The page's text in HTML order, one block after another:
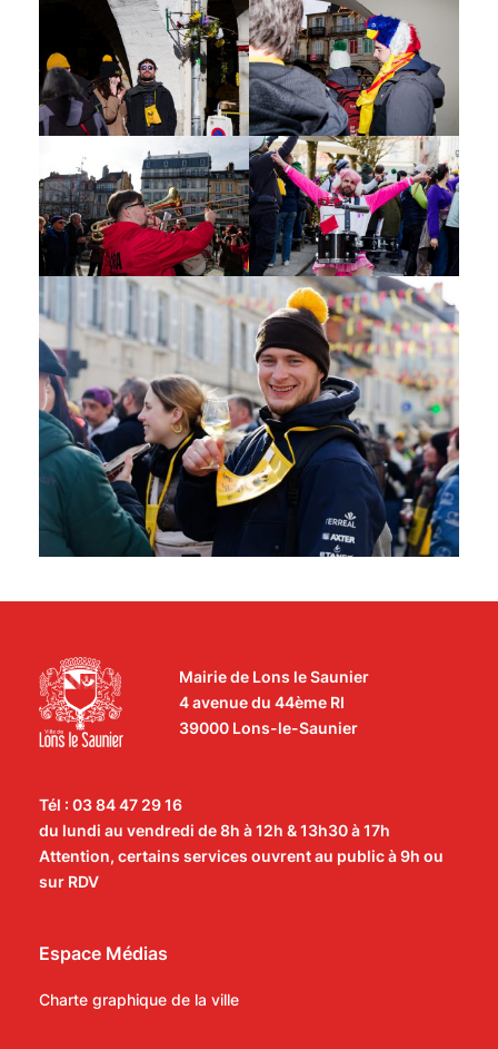
Mairie de Lons le Saunier
4 avenue du 44ème RI
39000 Lons-le-Saunier
Tél : 03 84 47 29 16
du lundi au vendredi de 8h à 12h & 13h30 à 17h
Attention, certains services ouvrent au public à 9h ou
sur RDV
Espace Médias
Charte graphique de la ville